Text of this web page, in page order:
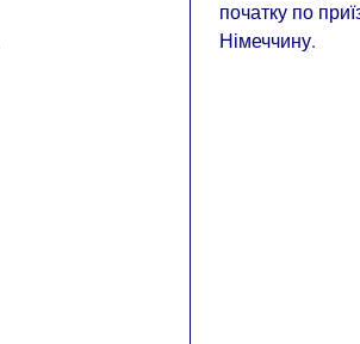
початку по
Німеччину.